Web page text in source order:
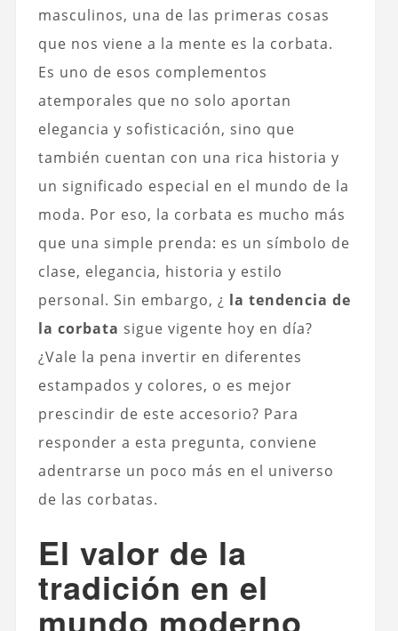
masculinos, una de las primeras cosas
que nos viene a la mente es la corbata.
Es uno de esos complementos
atemporales que no solo aportan
elegancia y sofisticación, sino que
también cuentan con una rica historia y
un significado especial en el mundo de la
moda. Por eso, la corbata es mucho más
que una simple prenda: es un símbolo de
clase, elegancia, historia y estilo
personal. Sin embargo, ¿ la tendencia de
la corbata sigue vigente hoy en día?
¿Vale la pena invertir en diferentes
estampados y colores, o es mejor
prescindir de este accesorio? Para
responder a esta pregunta, conviene
adentrarse un poco más en el universo
de las corbatas.
El valor de la
tradición en el
mundo moderno